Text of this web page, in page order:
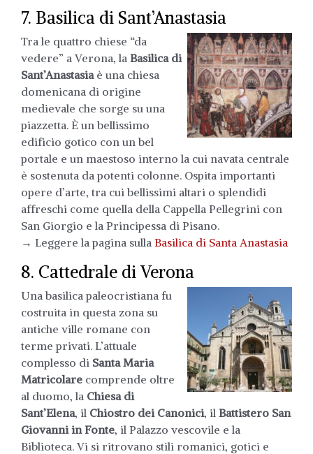
7. Basilica di Sant’Anastasia
Tra le quattro chiese “da
vedere” a Verona, la Basilica di
Sant’Anastasiaè una chiesa
domenicana di origine
medievale che sorge su una
piazzetta. È un bellissimo
edificio gotico con un bel
portale e un maestoso interno la cui navata centrale
è sostenuta da potenti colonne. Ospita importanti
opere d’arte, tra cui bellissimi altari o splendidi
affreschi come quella della Cappella Pellegrini con
San Giorgio e la Principessa di Pisano.
→ Leggere la pagina sulla Basilica di Santa Anastasia
8. Cattedrale di Verona
Una basilica paleocristiana fu
costruita in questa zona su
antiche ville romane con
terme privati. L’attuale
complesso di Santa Maria
Matricolare comprende oltre
al duomo, la Chiesa di
Sant’Elena, il Chiostro dei Canonici, il Battistero San
Giovanni in Fonte, il Palazzo vescovile e la
Biblioteca. Vi si ritrovano stili romanici, gotici e